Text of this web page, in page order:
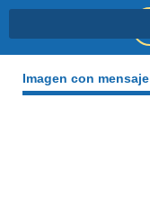
Imagen con mensaje